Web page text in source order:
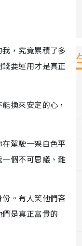
，究竟累積了多
要運用才是真正
換來安定的心，
駕駛一架白色平
個不可思議、難
。有人笑他們吝
是真正富貴的